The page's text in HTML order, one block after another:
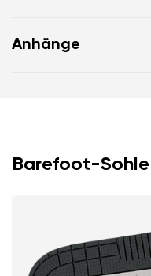
Zero Drop: Fersen
Anhänge
Barefoot-
Ihr Vor- und